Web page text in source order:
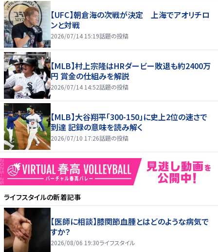
【UFC】朝倉海の次戦が決定 上海でアオリチロ
ンと対戦
2026/07/14 15:19話題の投稿
【MLB】村上宗隆はHRダービー敗退も約2400万
円 賞金の仕組みを解説
2026/07/14 14:52話題の投稿
【MLB】大谷翔平「300-150」に史上2位の速さで
到達 記録の意味を読み解く
2026/07/10 17:26話題の投稿
ライフスタイルの新着記事
【医師に相談】膝関節血腫とはどのような病気で
すか？
2026/08/06 19:30ライフスタイル